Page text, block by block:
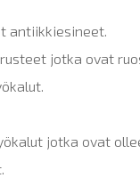
antiikkiesineet.
jotka ovat
jotka ovat